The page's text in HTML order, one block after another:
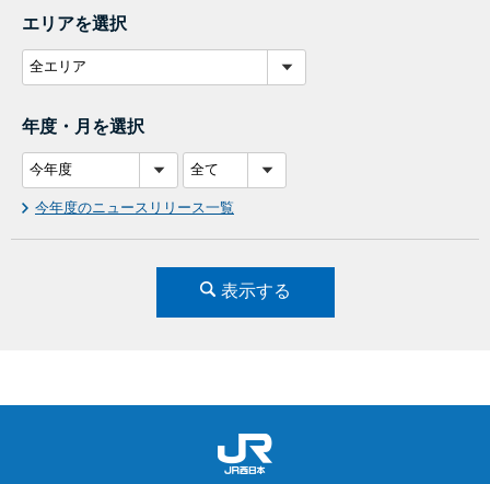
エリアを選択
年度・月を選択
今年度のニュースリリース一覧
表示する